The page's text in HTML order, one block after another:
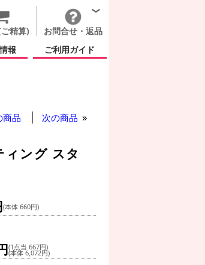
精算)
お問合せ・返品
報 ご利用ガイド
商品 次の商品
ング スタ
(本体 660円)
(1点当 667円)
(本体 6,072円)